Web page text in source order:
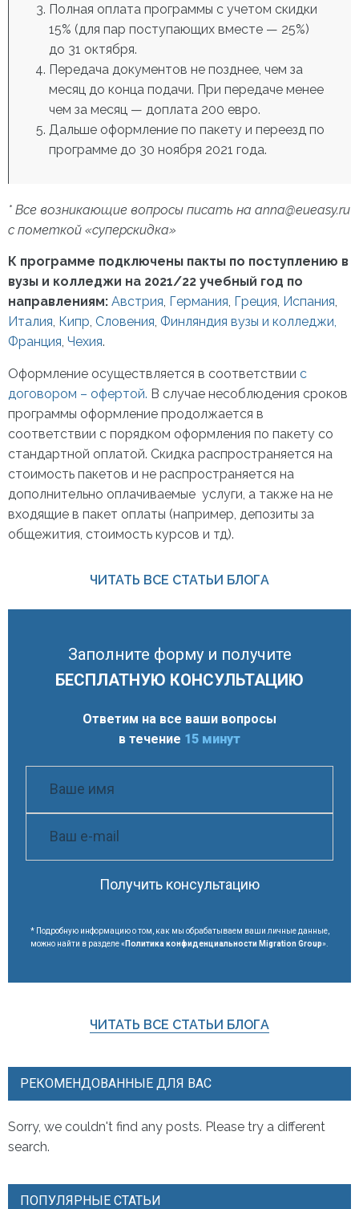
Полная оплата программы с учетом скидки
15% (для пар поступающих вместе — 25%)
до 31 октября.
Передача документов не позднее, чем за
месяц до конца подачи. При передаче менее
чем за месяц — доплата 200 евро.
Дальше оформление по пакету и переезд по
программе до 30 ноября 2021 года.
* Все возникающие вопросы писать на anna@eueasy.ru
с пометкой «суперскидка»
К программе подключены пакты по поступлению в
вузы и колледжи на 2021/22 учебный год по
направлениям: Австрия, Германия, Греция, Испания,
Италия, Кипр, Словения, Финляндия вузы и колледжи,
Франция, Чехия.
Оформление осуществляется в соответствии с
договором – офертой. В случае несоблюдения сроков
программы оформление продолжается в
соответствии с порядком оформления по пакету со
стандартной оплатой. Скидка распространяется на
стоимость пакетов и не распространяется на
дополнительно оплачиваемые услуги, а также на не
входящие в пакет оплаты (например, депозиты за
общежития, стоимость курсов и тд).
ЧИТАТЬ ВСЕ СТАТЬИ БЛОГА
Заполните форму и получите
БЕСПЛАТНУЮ КОНСУЛЬТАЦИЮ
Ответим на все ваши вопросы
в течение 15 минут
Получить консультацию
* Подробную информацию о том, как мы обрабатываем ваши личные данные,
можно найти в разделе « Политика конфиденциальности Migration Group».
ЧИТАТЬ ВСЕ СТАТЬИ БЛОГА
РЕКОМЕНДОВАННЫЕ ДЛЯ ВАС
Sorry, we couldn't find any posts. Please try a different
search.
ПОПУЛЯРНЫЕ СТАТЬИ